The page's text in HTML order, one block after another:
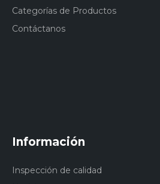
Categorías de Productos
Contáctanos
Información
Inspección de calidad